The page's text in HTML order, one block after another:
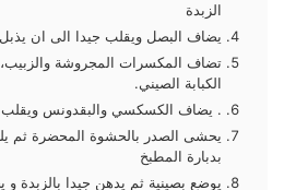
الزبدة
يضاف البصل ويقلب جيدا الى ان يذبل
تضاف المكسرات المجروشة والزبيب،
الكبابة الصيني.
. يضاف الكسكسي والبقدونس ويقلب
يحشى الصدر بالحشوة المحضرة ثم
بدبارة المطبخ
يوضع بصينية ثم يدهن جيدا بالزبدة